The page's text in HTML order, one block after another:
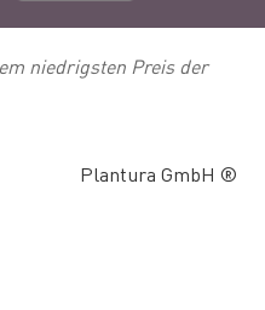
niedrigsten Preis der
Plantura GmbH ®